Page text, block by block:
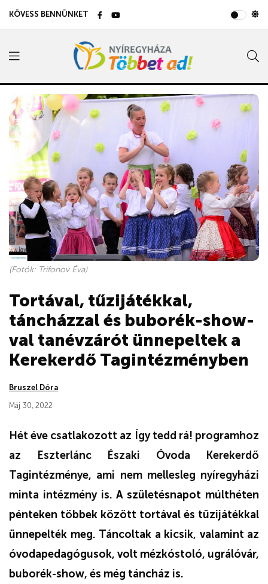
KÖVESS BENNÜNKET
(Fotók: Trifonov Éva)
Tortával, tűzijátékkal,
táncházzal és buborék-show-
val tanévzárót ünnepeltek a
Kerekerdő Tagintézményben
Bruszel Dóra
Máj 30, 2022
Hét éve csatlakozott az Így tedd rá! programhoz
az Eszterlánc Északi Óvoda Kerekerdő
Tagintézménye, ami nem mellesleg nyíregyházi
minta intézmény is.A születésnapot múlthéten
pénteken többek között tortával és tűzijátékkal
ünnepelték meg. Táncoltak a kicsik, valamint az
óvodapedagógusok, volt mézkóstoló, ugrálóvár,
buborék-show, és még táncház is.